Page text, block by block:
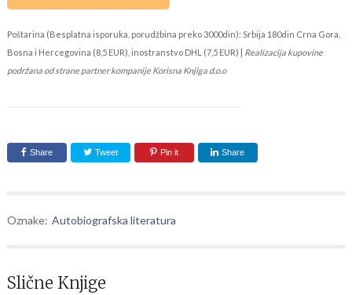
Poštarina (Besplatna isporuka, porudžbina preko 3000din): Srbija 180din Crna Gora,
Bosna i Hercegovina (8,5 EUR), inostranstvo DHL (7,5 EUR) | Realizacija kupovine
podržana od strane partner kompanije Korisna Knjiga d.o.o
Share Tweet Pin it Share
Oznake: Autobiografska literatura
Slične Knjige